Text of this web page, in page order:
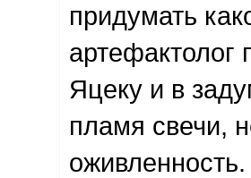
придумать
артефактолог
Яцеку и в
пламя свечи,
оживленность.